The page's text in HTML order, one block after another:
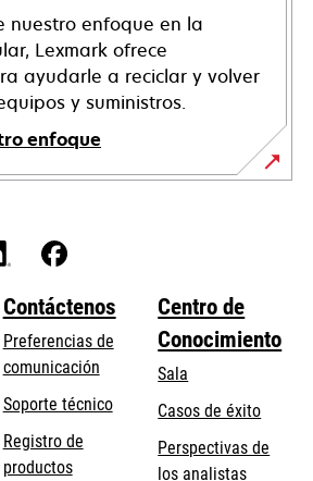
nuestro enfoque en la
Lexmark ofrece
ayudarle a reciclar y volver
y suministros.
enfoque
Contáctenos
Preferencias de
comunicación
Soporte técnicose
Registro de
productos
Centro de
Conocimiento
Sala
Casos de éxito
Perspectivas de
los analistas